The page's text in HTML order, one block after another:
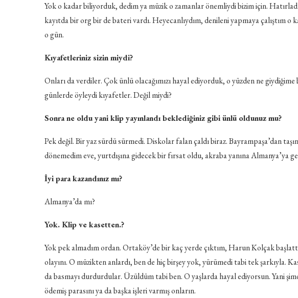
Yok o kadar biliyorduk, dedim ya müzik o zamanlar önemliydi bizim için.
kayıtda bir org bir de bateri vardı. Heyecanlıydım, denileni yapmaya çalıştım
o gün.
Kıyafetleriniz sizin miydi?
Onları da verdiler. Çok ünlü olacağımızı hayal ediyorduk, o yüzden ne
günlerde öyleydi kıyafetler. Değil miydi?
Sonra ne oldu yani klip yayınlandı beklediğiniz gibi ünlü oldunuz mu?
Pek değil. Bir yaz sürdü sürmedi. Diskolar falan çaldı biraz. Bayrampaşa’dan
dönemedim eve, yurtdışına gidecek bir fırsat oldu, akraba yanına Almanya’ya
İyi para kazandınız mı?
Almanya’da mı?
Yok. Klip ve kasetten.?
Yok pek almadım ordan. Ortaköy’de bir kaç yerde çıktım, Harun Kolçak
olayını. O müzikten anlardı, ben de hiç birşey yok, yürümedi tabi tek şarkıyla.
da basmayı durdurdular. Üzüldüm tabi ben. O yaşlarda hayal ediyorsun. Yani
ödemiş parasını ya da başka işleri varmış onların.